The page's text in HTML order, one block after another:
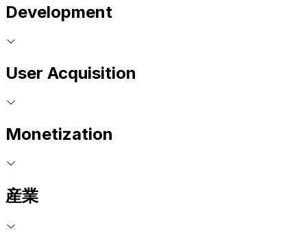
Development
User Acquisition
Monetization
産業